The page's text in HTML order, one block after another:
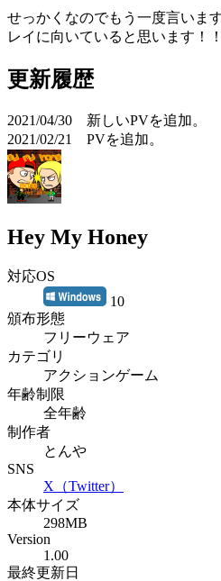
せっかくなのでもう一度言いま
レイに向いていると思います！！
更新履歴
2021/04/30 新しいPVを追加。
2021/02/21 PVを追加。
Hey My Honey
対応OS
10
頒布形態
フリーウェア
カテゴリ
アクションゲーム
年齢制限
全年齢
制作者
とんや
SNS
X（Twitter）
本体サイズ
298MB
Version
1.00
最終更新日